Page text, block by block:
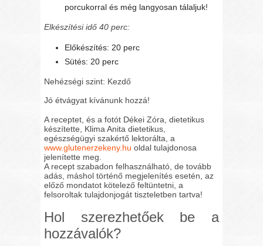
porcukorral és még langyosan tálaljuk!
Elkészítési idő 40 perc:
Előkészítés: 20 perc
Sütés: 20 perc
Nehézségi szint: Kezdő
Jó étvágyat kívánunk hozzá!
A receptet, és a fotót Dékei Zóra, dietetikus
készítette, Klima Anita dietetikus,
egészségügyi szakértő lektorálta, a
www.glutenerzekeny.hu oldal tulajdonosa
jelenítette meg.
A recept szabadon felhasználható, de tovább
adás, máshol történő megjelenítés esetén, az
előző mondatot kötelező feltüntetni, a
felsoroltak tulajdonjogát tiszteletben tartva!
Hol szerezhetőek be a
hozzávalók?